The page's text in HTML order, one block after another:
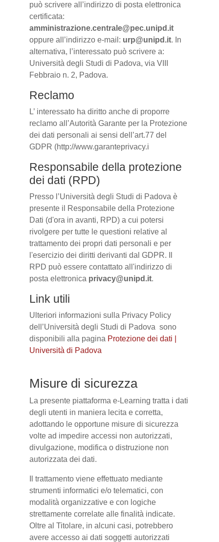
può scrivere all’indirizzo di posta elettronica
certificata:
amministrazione.centrale@pec.unipd.it
oppure all’indirizzo e-mail: urp@unipd.it. In
alternativa, l’interessato può scrivere a:
Università degli Studi di Padova, via VIII
Febbraio n. 2, Padova.
Reclamo
L’ interessato ha diritto anche di proporre
reclamo all’Autorità Garante per la Protezione
dei dati personali ai sensi dell’art.77 del
GDPR (http://www.garanteprivacy.i
Responsabile della protezione
dei dati (RPD)
Presso l’Università degli Studi di Padova è
presente il Responsabile della Protezione
Dati (d'ora in avanti, RPD) a cui potersi
rivolgere per tutte le questioni relative al
trattamento dei propri dati personali e per
l'esercizio dei diritti derivanti dal GDPR. Il
RPD può essere contattato all'indirizzo di
posta elettronica privacy@unipd.it.
Link utili
Ulteriori informazioni sulla Privacy Policy
dell’Università degli Studi di Padova sono
disponibili alla pagina Protezione dei dati |
Università di Padova
Misure di sicurezza
La presente piattaforma e-Learning tratta i dati
degli utenti in maniera lecita e corretta,
adottando le opportune misure di sicurezza
volte ad impedire accessi non autorizzati,
divulgazione, modifica o distruzione non
autorizzata dei dati.
Il trattamento viene effettuato mediante
strumenti informatici e/o telematici, con
modalità organizzative e con logiche
strettamente correlate alle finalità indicate.
Oltre al Titolare, in alcuni casi, potrebbero
avere accesso ai dati soggetti autorizzati